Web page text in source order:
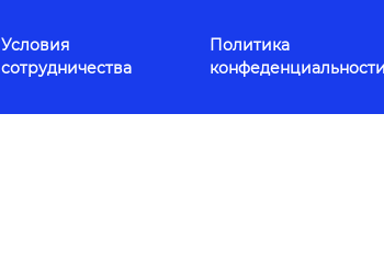
Условия
сотрудничества
Политика
конфеденциальности